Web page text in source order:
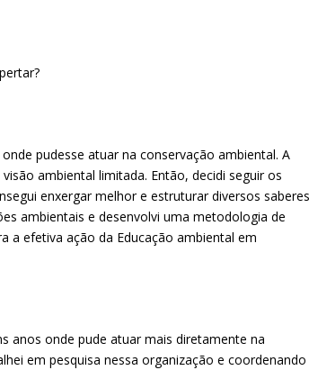
pudesse atuar na conservação ambiental. A
ambiental limitada. Então, decidi seguir os
enxergar melhor e estruturar diversos
ambientais e desenvolvi uma metodologia de
a efetiva ação da Educação ambiental em
anos onde pude atuar mais diretamente na
em pesquisa nessa organização e coordenando